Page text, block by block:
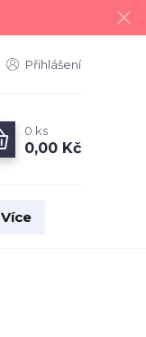
Přihlášení
0 ks
0,00 Kč
Více